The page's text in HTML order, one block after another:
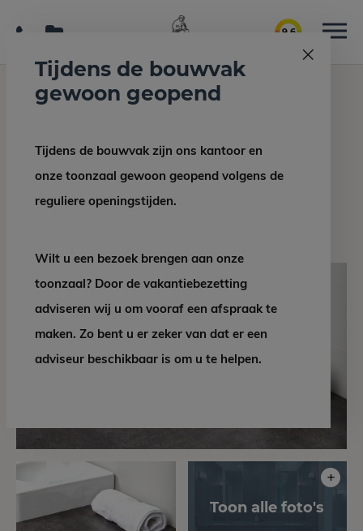
9.6
Home Interieur/bouw Neolith Iron Grey aanrechtblad
Neolith Iron Grey
Tijdens de bouwvak
gewoon geopend
Tijdens de bouwvak zijn ons kantoor en
onze toonzaal gewoon geopend volgens de
reguliere openingstijden.
Wilt u een bezoek brengen aan onze
toonzaal? Door de vakantiebezetting
adviseren wij u om vooraf een afspraak te
maken. Zo bent u er zeker van dat er een
adviseur beschikbaar is om u te helpen.